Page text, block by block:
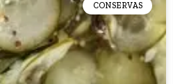
CONSERVAS